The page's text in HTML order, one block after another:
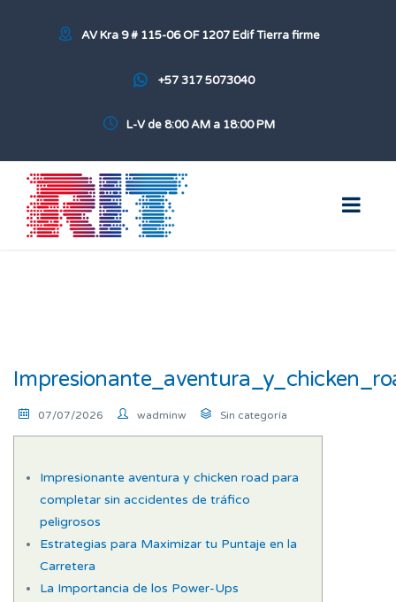
AV Kra 9 # 115-06 OF 1207 Edif Tierra firme
+57 317 5073040
L-V de 8:00 AM a 18:00 PM
07/07/2026 wadminw Sin categoría
Impresionante aventura y chicken road para
completar sin accidentes de tráfico
peligrosos
Estrategias para Maximizar tu Puntaje en la
Carretera
La Importancia de los Power-Ups